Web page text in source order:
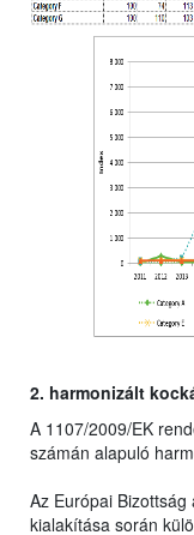
2. harmonizált
A 1107/2009/EK
számán alapuló
Az Európai
kialakítása során